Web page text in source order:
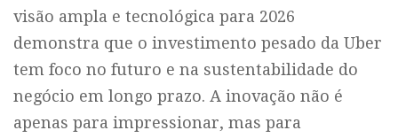
visão ampla e tecnológica para 2026
demonstra que o investimento pesado da Uber
tem foco no futuro e na sustentabilidade do
negócio em longo prazo. A inovação não é
apenas para impressionar, mas para